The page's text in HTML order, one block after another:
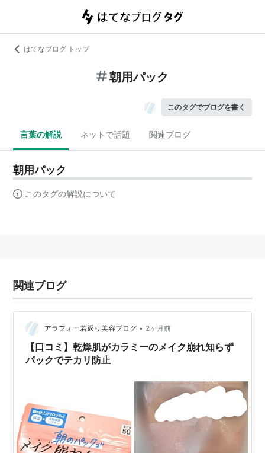
はてなブログ トップ
朝用パック
このタグでブログを書く
言葉の解説 ネットで話題 関連ブログ
朝用パック
このタグの解説について
関連ブログ
アラフォー若返り美容ブログ • 2ヶ月前
【口コミ】乾燥肌がカラミーのメイク崩れ知らず
パックでテカリ防止